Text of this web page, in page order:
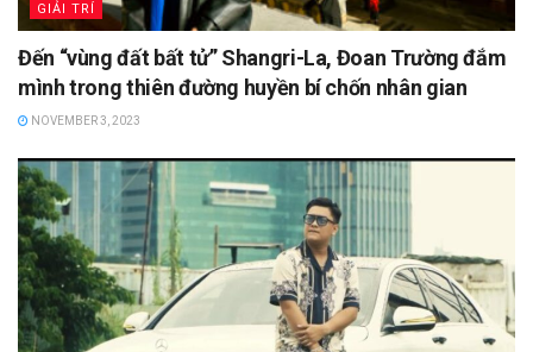
GIẢI TRÍ
Đến “vùng đất bất tử” Shangri-La, Đoan Trường đắm
mình trong thiên đường huyền bí chốn nhân gian
NOVEMBER 3, 2023